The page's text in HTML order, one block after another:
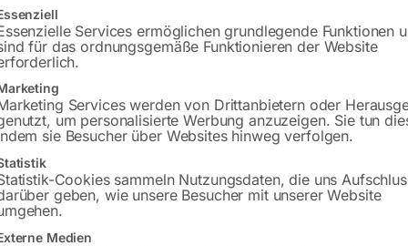
Bitte beachten Sie: Die Versandkosten
In den
Sie haben
eine Liste der Service-Gruppen, für die eine Einwilligung erteilt
Services ermöglichen grundlegende Funktionen
für das ordnungsgemäße Funktionieren der Website
Services werden von Drittanbietern oder
um personalisierte Werbung anzuzeigen. Sie tun
sie Besucher über Websites hinweg verfolgen.
Cookies sammeln Nutzungsdaten, die uns
geben, wie unsere Besucher mit unserer Website
Medien